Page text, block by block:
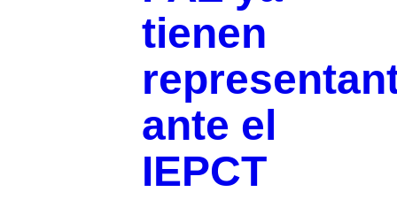
tienen
ante el
IEPCT